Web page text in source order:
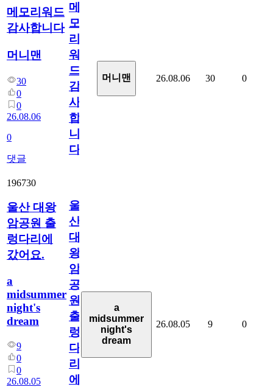
메모리워드
감사합니다
머니맨
30
0
0
26.08.06
0
댓글
메
모
리
워
드
감
사
합
니
다
머니맨 26.08.06 30 0
196730
울산 대왕
암공원 출
렁다리에
갔어요.
a
midsummer
night's
dream
9
0
0
26.08.05
울
산
대
왕
암
공
원
출
렁
다
리
에
a
midsummer
night's
dream
26.08.05 9 0